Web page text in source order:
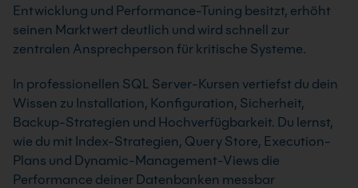
Entwicklung und Performance-Tuning besitzt, erhöht
seinen Marktwert deutlich und wird schnell zur
zentralen Ansprechperson für kritische Systeme.
In professionellen SQL Server-Kursen vertiefst du dein
Wissen zu Installation, Konfiguration, Sicherheit,
Backup-Strategien und Hochverfügbarkeit. Du lernst,
wie du mit Index-Strategien, Query Store, Execution-
Plans und Dynamic-Management-Views die
Performance deiner Datenbanken messbar